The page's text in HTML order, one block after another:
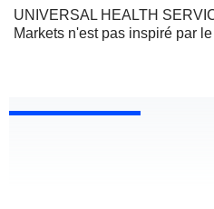
UNIVERSAL HEALTH
Markets n'est pas inspiré par